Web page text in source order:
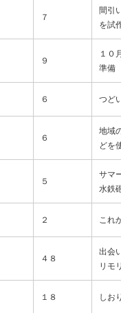
７
間引
を試
９
１０
準備
６ つど
６
地域
どを
５
サマ
水鉄
２ これ
４８
出会
リモ
１８ しお